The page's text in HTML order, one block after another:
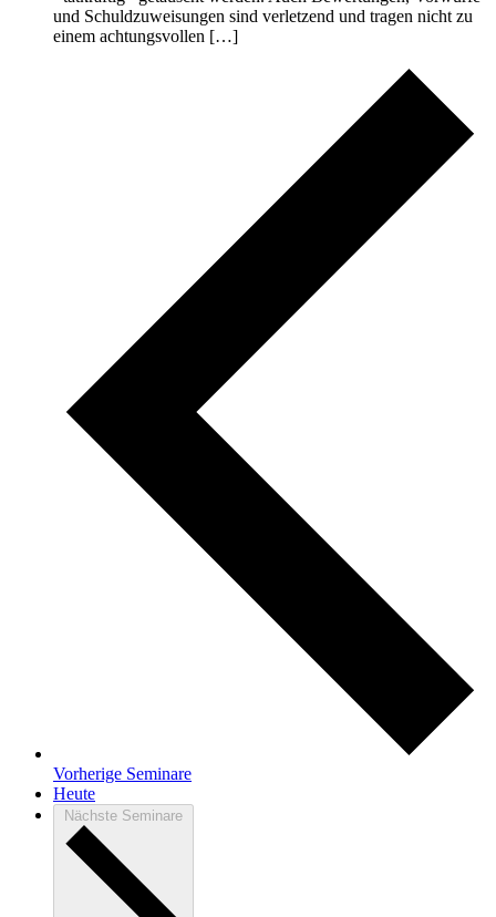
und Schuldzuweisungen sind verletzend und tragen nicht zu
einem achtungsvollen […]
Vorherige Seminare
Heute
Nächste Seminare